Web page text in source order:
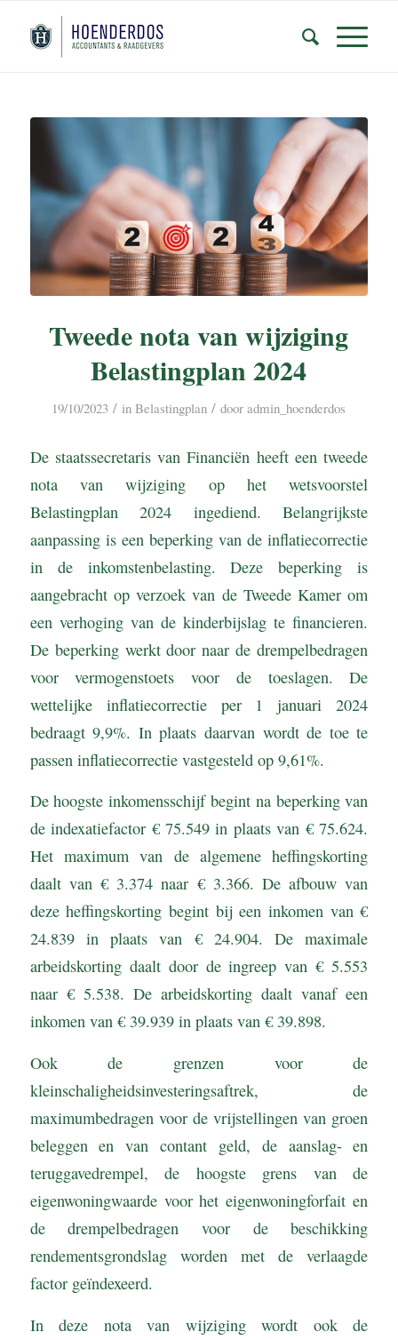
Tweede nota van wijziging
Belastingplan 2024
19/10/2023 / inBelastingplan / dooradmin_hoenderdos
De staatssecretaris van Financiën heeft een tweede
nota van wijziging op het wetsvoorstel
Belastingplan 2024 ingediend. Belangrijkste
aanpassing is een beperking van de inflatiecorrectie
in de inkomstenbelasting. Deze beperking is
aangebracht op verzoek van de Tweede Kamer om
een verhoging van de kinderbijslag te financieren.
De beperking werkt door naar de drempelbedragen
voor vermogenstoets voor de toeslagen. De
wettelijke inflatiecorrectie per 1 januari 2024
bedraagt 9,9%. In plaats daarvan wordt de toe te
passen inflatiecorrectie vastgesteld op 9,61%.
De hoogste inkomensschijf begint na beperking van
de indexatiefactor € 75.549 in plaats van € 75.624.
Het maximum van de algemene heffingskorting
daalt van € 3.374 naar € 3.366. De afbouw van
deze heffingskorting begint bij een inkomen van €
24.839 in plaats van € 24.904. De maximale
arbeidskorting daalt door de ingreep van € 5.553
naar € 5.538. De arbeidskorting daalt vanaf een
inkomen van € 39.939 in plaats van € 39.898.
Ook de grenzen voor de
kleinschaligheidsinvesteringsaftrek, de
maximumbedragen voor de vrijstellingen van groen
beleggen en van contant geld, de aanslag- en
teruggavedrempel, de hoogste grens van de
eigenwoningwaarde voor het eigenwoningforfait en
de drempelbedragen voor de beschikking
rendementsgrondslag worden met de verlaagde
factor geïndexeerd.
In deze nota van wijziging wordt ook de